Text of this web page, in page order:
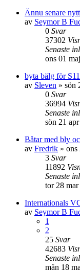
Ännu senare
av Seymor B
0 Svar
37302
Senaste
ons 01
byta bälg för
av Sleven » sön
0 Svar
36994
Senaste
sön 21
Båtar med bly
av Fredrik » ons
3 Svar
11892
Senaste
tor 28
Internationals
av Seymor B
1
2
25 Svar
42683
Senaste
mån 18